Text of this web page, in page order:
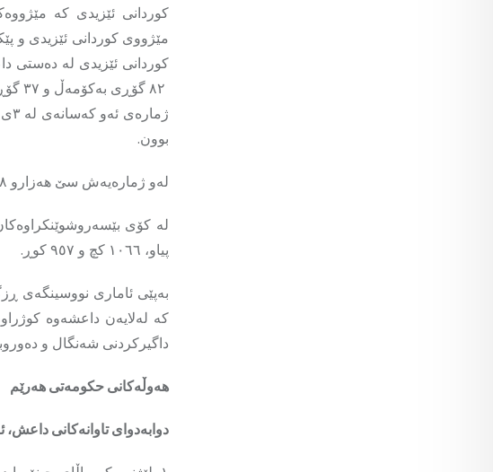
کوردانی ئێزیدی کە
مێژووی کوردانی ئێزیدی و
بوون.
لەو ژمارەیەش سێ هەزارو ٥٤٨ کەسیان ژن و دوو هەزارو ٨٦٩ کەسیان پیاو بوون.
پیاو، ١٠٦٦ کچ و ٩٥٧ کوڕ.
بەپێی ئاماری نووسینگەی
کە لەلایەن داعشەوە
داگیرکردنی شەنگال و دەوروبەریدا 68 مەزارگە و پەرەستگای
هەوڵەکانی حکومەتی هەرێم
دوابەدوای تاوانەکانی